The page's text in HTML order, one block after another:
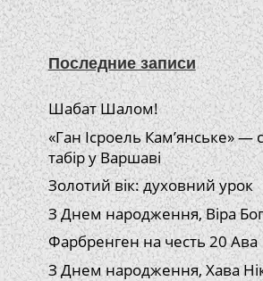
Последние записи
Шабат Шалом!
«Ган Ісроель Кам’янське» —
табір у Варшаві
Золотий вік: духовний урок
З Днем народження, Віра
Фарбренген на честь 20 Ава
З Днем народження, Хава